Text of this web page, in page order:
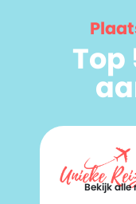
Bekijk alle